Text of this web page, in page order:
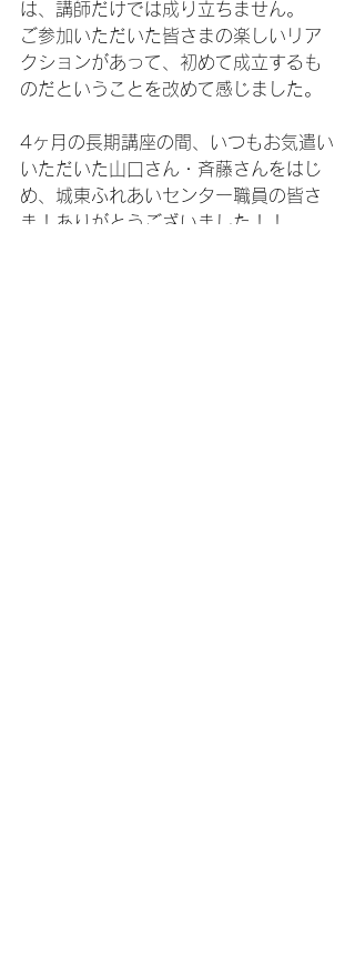
は、講師だけでは成り立ちません。
ご参加いただいた皆さまの楽しいリア
クションがあって、初めて成立するも
のだということを改めて感じました。
4ヶ月の長期講座の間、いつもお気遣い
いただいた山口さん・斉藤さんをはじ
め、城東ふれあいセンター職員の皆さ
ま！ありがとうございました！！